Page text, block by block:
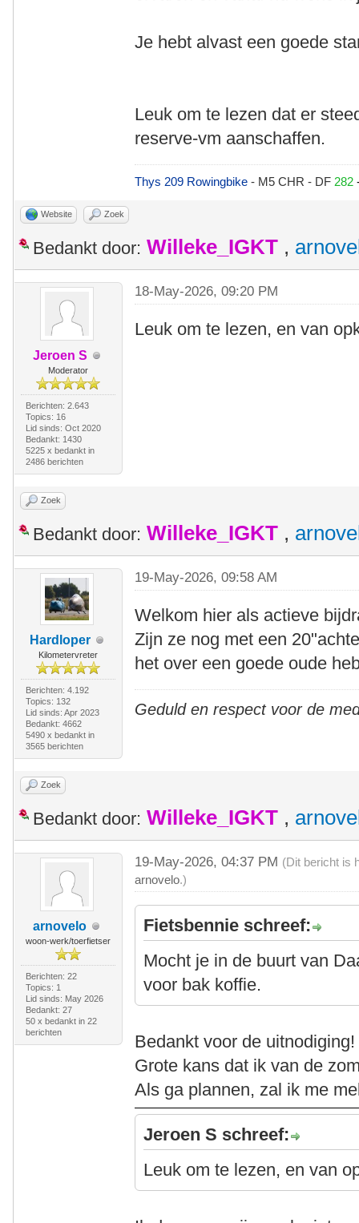
Je hebt alvast een goede
Leuk om te lezen dat er
reserve-vm aanschaffen.
Thys 209 Rowingbike- M5 CHR - DF 282
Website Zoek
Bedankt door: Willeke_IGKT ,
Jeroen S
Moderator
Berichten: 2.643
Topics: 16
Lid sinds: Oct 2020
Bedankt: 1430
5225 x bedankt in
2486 berichten
18-May-2026, 09:20 PM
Leuk om te lezen, en van
Zoek
Bedankt door: Willeke_IGKT ,
Hardloper
Kilometervreter
Berichten: 4.192
Topics: 132
Lid sinds: Apr 2023
Bedankt: 4662
5490 x bedankt in
3565 berichten
19-May-2026, 09:58 AM
Welkom hier als actieve
Zijn ze nog met een
het over een goede oude
Geduld en respect voor de
Zoek
Bedankt door: Willeke_IGKT ,
arnovelo
woon-werk/toerfietser
Berichten: 22
Topics: 1
Lid sinds: May 2026
Bedankt: 27
50 x bedankt in 22
berichten
19-May-2026, 04:37 PM (Dit bericht is
arnovelo.)
Fietsbennie schreef:
Mocht je in de buurt van
voor bak koffie.
Bedankt voor de uitnodiging!
Grote kans dat ik van de
Als ga plannen, zal ik me
Jeroen S schreef:
Leuk om te lezen, en van